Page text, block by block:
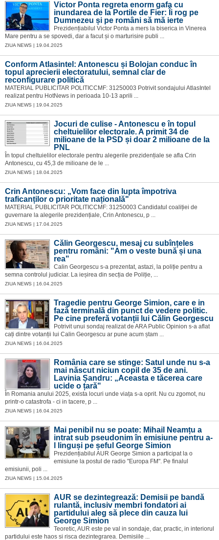
Victor Ponta regreta enorm gafa cu
inundarea de la Portile de Fier: Îi rog pe
Dumnezeu și pe români să mă ierte
Prezidențiabilul Victor Ponta a mers la biserica in Vinerea
Mare pentru a se spovedi, dar a facut și o marturisire publi ...
ZIUA NEWS | 19.04.2025
Conform Atlasintel: Antonescu și Bolojan conduc în
topul aprecierii electoratului, semnal clar de
reconfigurare politică
MATERIAL PUBLICITAR POLITICCMF: 31250003 Potrivit sondajului AtlasIntel
realizat pentru HotNews in perioada 10-13 aprili ...
ZIUA NEWS | 19.04.2025
Jocuri de culise - Antonescu e în topul
cheltuielilor electorale. A primit 34 de
milioane de la PSD și doar 2 milioane de la
PNL
În topul cheltuielilor electorale pentru alegerile prezidențiale se afla Crin
Antonescu, cu 45,3 de milioane de le ...
ZIUA NEWS | 18.04.2025
Crin Antonescu: „Vom face din lupta împotriva
traficanților o prioritate națională"
MATERIAL PUBLICITAR POLITICCMF: 31250003 Candidatul coaliției de
guvernare la alegerile prezidențiale, Crin Antonescu, p ...
ZIUA NEWS | 17.04.2025
Călin Georgescu, mesaj cu subînțeles
pentru români: "Am o veste bună și una
rea"
Calin Georgescu s-a prezentat, astazi, la poliție pentru a
semna controlul judiciar. La ieșirea din secția de Poliție, ...
ZIUA NEWS | 16.04.2025
Tragedie pentru George Simion, care e in
fază terminală din punct de vedere politic.
Pe cine preferă votanții lui Călin Georgescu
Potrivit unui sondaj realizat de ARA Public Opinion s-a aflat
cați dintre votanții lui Calin Georgescu ar pune acum ștam ...
ZIUA NEWS | 16.04.2025
România care se stinge: Satul unde nu s-a
mai născut niciun copil de 35 de ani.
Lavinia Șandru: „Aceasta e tăcerea care
ucide o țară"
În Romania anului 2025, exista locuri unde viața s-a oprit. Nu cu zgomot, nu
printr-o catastrofa - ci in tacere, p ...
ZIUA NEWS | 16.04.2025
Mai penibil nu se poate: Mihail Neamțu a
intrat sub pseudonim în emisiune pentru a-
l linguși pe șeful George Simion
Prezidențiabilul AUR George Simion a participat la o
emisiune la postul de radio "Europa FM". Pe finalul
emisiunii, poli ...
ZIUA NEWS | 15.04.2025
AUR se dezintegrează: Demisii pe bandă
rulantă, inclusiv membri fondatori ai
partidului aleg să plece din cauza lui
George Simion
Teoretic, AUR este pe val in sondaje, dar, practic, in interiorul
partidului este haos si risca dezintegrarea. Demisiile ...